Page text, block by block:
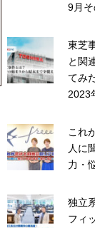
9月そ
東芝
と関
てみ
2023
これ
人に
力・
独立
フィ